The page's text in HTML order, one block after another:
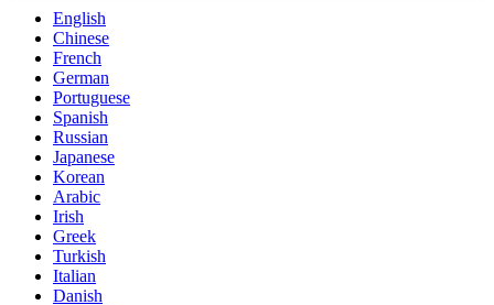
English
Chinese
French
German
Portuguese
Spanish
Russian
Japanese
Korean
Arabic
Irish
Greek
Turkish
Italian
Danish